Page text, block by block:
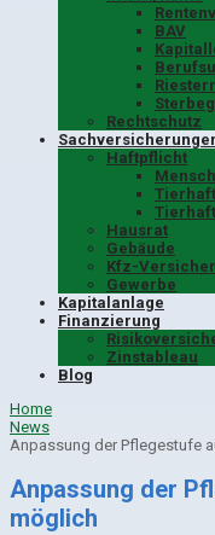
BAV
Rechtschutz
Haftpflicht
Mensch
Hausrat
Gebäude
Kfz-
Gewerbe
Kapitalanlage
Finanzierung
Zinstableau
Blog
Home
News
Anpassung der Pflegestufe
Anpassung der
möglich